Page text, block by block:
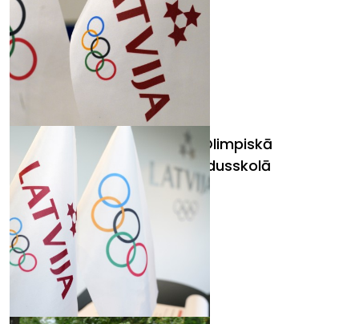
Anastasija Grigorjeva būs Olimpiskā
audzinātāja Daugavpils 3.vidusskolā